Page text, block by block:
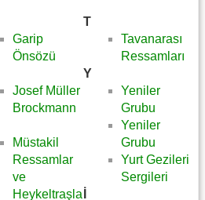
Garip
Önsözü
Josef Müller
Brockmann
Müstakil
Ressamlar
ve
Heykeltraşla
T
Tavanarası
Ressamları
Y
Yeniler
Grubu
Yeniler
Grubu
Yurt Gezileri
Sergileri